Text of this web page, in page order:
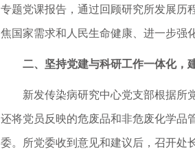
专题党课报告，通过回顾研究所发展历
焦国家需求和人民生命健康、进一步强
二、坚持党建与科研工作一体化，
新发传染病研究中心党支部根据所
还将党员反映的危废品和非危废化学品
委。所党委收到意见和建议后，召开处